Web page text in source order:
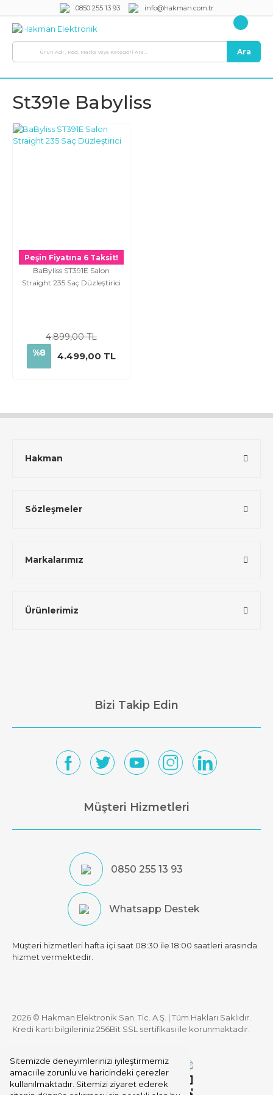
Sitemizde deneyimlerinizi iyileştirmemiz
amacı ile zorunlu ve haricindeki çerezler
kullanılmaktadır. Sitemizi ziyaret ederek
0850 255 13 93 info@hakman.com.tr
Ara
St391e Babyliss
Peşin Fiyatına 6 Taksit!
BaByliss ST391E Salon
Straight 235 Saç Düzleştirici
4.899,00 TL
%8
4.499,00 TL
Hakman
Sözleşmeler
Markalarımız
Ürünlerimiz
Bizi Takip Edin
Müşteri Hizmetleri
0850 255 13 93
Whatsapp Destek
Müşteri hizmetleri hafta içi saat 08:30 ile 18:00 saatleri arasında
hizmet vermektedir.
2026 © Hakman Elektronik San. Tic. A.Ş. | Tüm Hakları Saklıdır.
Kredi kartı bilgileriniz 256Bit SSL sertifikası ile korunmaktadır.